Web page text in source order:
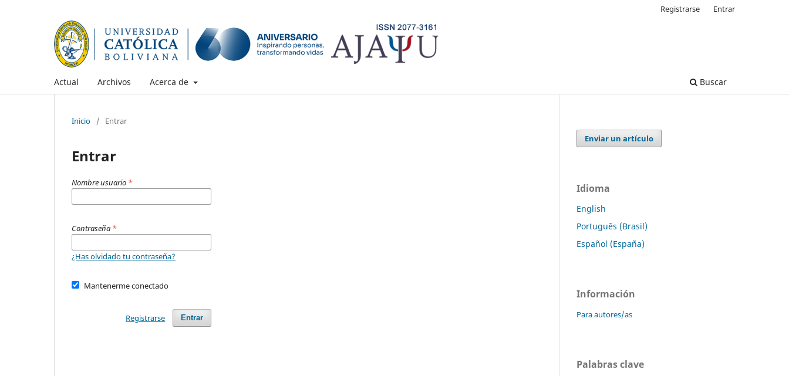
Actual Archivos Acerca de Buscar
Registrarse Entrar
Inicio / Entrar
Entrar
Nombre usuario *
Contraseña *
¿Has olvidado tu contraseña?
Mantenerme conectado
Entrar
Registrarse
Enviar un artículo
Idioma
English
Português (Brasil)
Español (España)
Información
Para autores/as
Palabras clave